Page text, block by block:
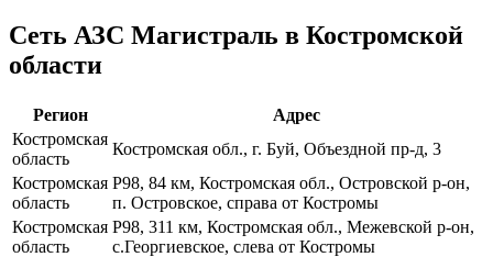
Сеть АЗС Магистраль в Костромской
области
Регион
Адрес
Костромская
область
Костромская обл., г. Буй, Объездной пр-д, 3
Костромская
область
Р98, 84 км, Костромская обл., Островской р-он,
п. Островское, справа от Костромы
Костромская
область
Р98, 311 км, Костромская обл., Межевской р-он,
с.Георгиевское, слева от Костромы